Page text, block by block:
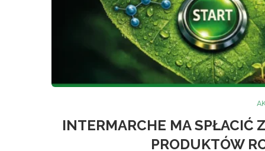
INTERMARCHE MA SPŁACIĆ
PRODUKTÓW